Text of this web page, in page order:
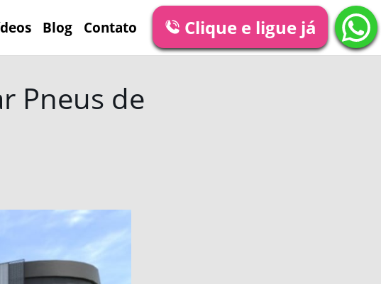
Blog Contato Clique e ligue já
Pneus de